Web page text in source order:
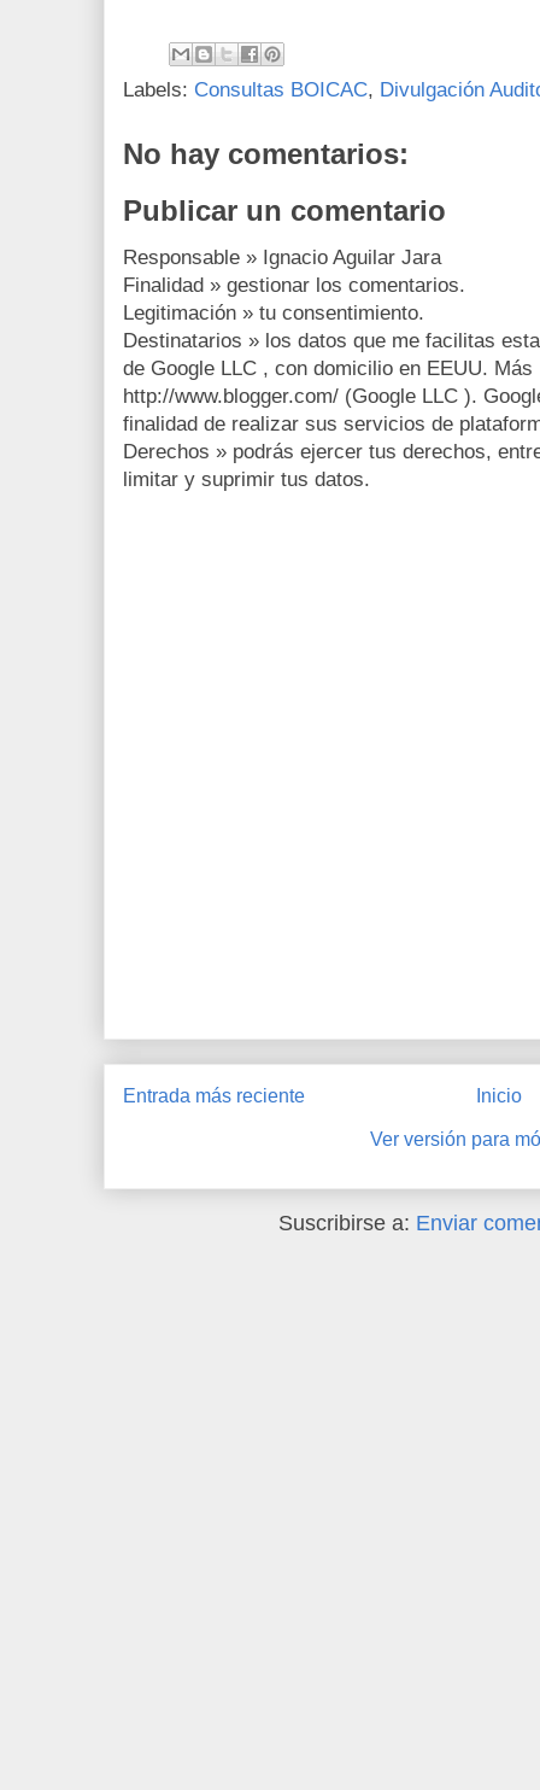
Labels: Consultas BOICAC, Divulgación
No hay comentarios:
Publicar un comentario
Responsable » Ignacio Aguilar Jara
Finalidad » gestionar los comentarios.
Legitimación » tu consentimiento.
Destinatarios » los datos que me facilitas
de Google LLC , con domicilio en EEUU.
http://www.blogger.com/ (Google LLC ).
finalidad de realizar sus servicios de
Derechos » podrás ejercer tus derechos,
limitar y suprimir tus datos.
Entrada más reciente Inicio
Ver versión para
Suscribirse a: Enviar